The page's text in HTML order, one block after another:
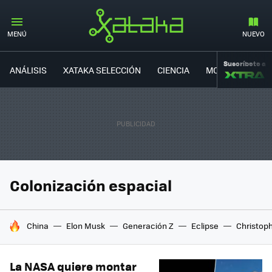
MENÚ NUEVO
ANÁLISIS XATAKA SELECCIÓN CIENCIA MOVILIDAD
Suscríbete a
Colonización espacial
HOY SE HABLA DE
China Elon Musk Generación Z Eclipse
La NASA quiere montar